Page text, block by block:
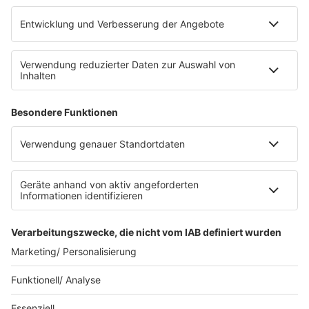
E-Bikes über eine Photovoltaikanlage auf dem …
Impressum
Datenschutzerklärung
Datenschutzeinstellungen
Radioplayer